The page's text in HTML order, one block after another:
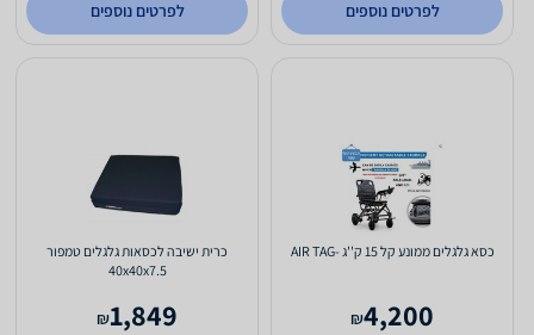
לפרטים נוספים לפרטים נוספים
כסא גלגלים ממונע קל 15 ק''ג -AIR TAG
4,200
₪
כרית ישיבה לכסאות גלגלים טמפור
40x40x7.5
1,849
₪